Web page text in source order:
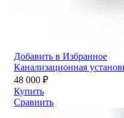
Добавить в Избранное
Канализационная
48 000 ₽
Купить
Сравнить